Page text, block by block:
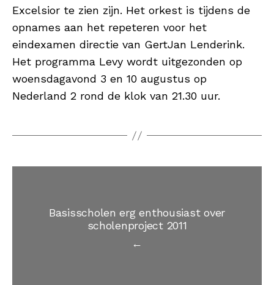
Excelsior te zien zijn. Het orkest is tijdens de
opnames aan het repeteren voor het
eindexamen directie van GertJan Lenderink.
Het programma Levy wordt uitgezonden op
woensdagavond 3 en 10 augustus op
Nederland 2 rond de klok van 21.30 uur.
←
Basisscholen erg enthousiast over
scholenproject 2011